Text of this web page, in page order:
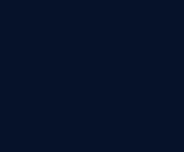
qué sirven y
Si estás explorando el
hayas escuchado hablar de
descubren este requisito